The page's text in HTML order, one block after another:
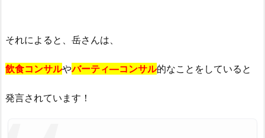
それによると、岳さんは、
飲食コンサルやバーティ―コンサル的なことをしていると
発言されています！